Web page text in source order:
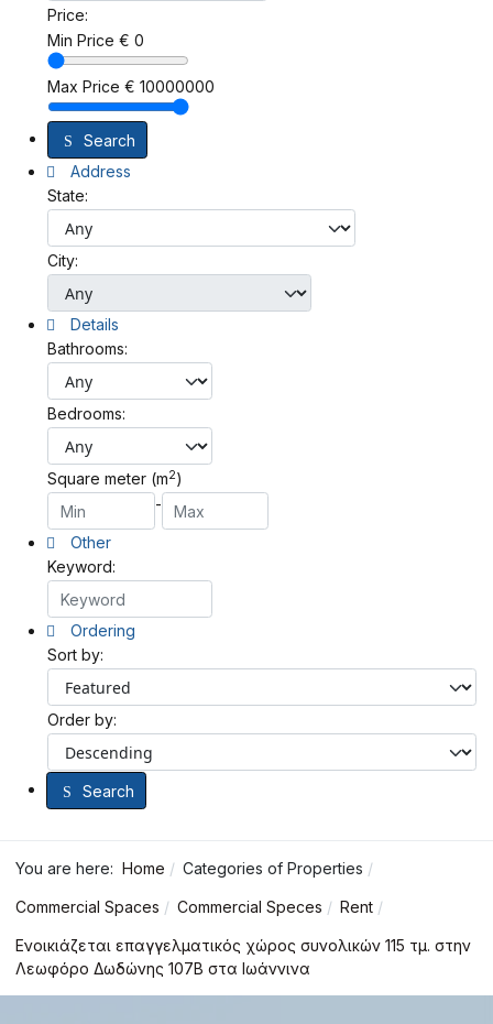
Price:
Min Price € 0
Max Price € 10000000
Search
Address
State:
City:
Details
Bathrooms:
Bedrooms:
Square meter (m2)
-
Other
Keyword:
Ordering
Sort by:
Order by:
Search
You are here: Home Categories of Properties
Commercial Spaces Commercial Speces Rent
Ενοικιάζεται επαγγελματικός χώρος συνολικών 115 τμ. στην
Λεωφόρο Δωδώνης 107B στα Ιωάννινα